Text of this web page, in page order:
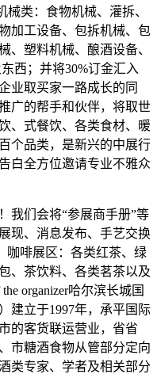
类：食物机械、灌拆、
加工设备、包拆机械、包
、塑料机械、酿酒设备、
西；并将30%订金汇入
业取买家一路成长的同
广的帮手和伙伴，将取世
、式餐饮、各类食材、暖
个品类，是新兴的中展行
白全方位邀请专业不雅众
们会将“参展商手册”等
现、消息发布、手艺交换
咖啡展区：各类红茶、绿
、茶饮料、各类茗茶以及
organizer哈尔滨长城国
建立于1997年，承平国际
的客货联运营业，省省
市糖酒食物从管部分定向
类专家、学者及相关部分